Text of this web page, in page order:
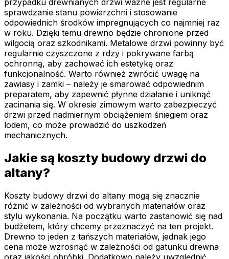
przypadku drewnianych drzwi ważne jest regularne
sprawdzanie stanu powierzchni i stosowanie
odpowiednich środków impregnujących co najmniej raz
w roku. Dzięki temu drewno będzie chronione przed
wilgocią oraz szkodnikami. Metalowe drzwi powinny być
regularnie czyszczone z rdzy i pokrywane farbą
ochronną, aby zachować ich estetykę oraz
funkcjonalność. Warto również zwrócić uwagę na
zawiasy i zamki – należy je smarować odpowiednim
preparatem, aby zapewnić płynne działanie i uniknąć
zacinania się. W okresie zimowym warto zabezpieczyć
drzwi przed nadmiernym obciążeniem śniegiem oraz
lodem, co może prowadzić do uszkodzeń
mechanicznych.
Jakie są koszty budowy drzwi do
altany?
Koszty budowy drzwi do altany mogą się znacznie
różnić w zależności od wybranych materiałów oraz
stylu wykonania. Na początku warto zastanowić się nad
budżetem, który chcemy przeznaczyć na ten projekt.
Drewno to jeden z tańszych materiałów, jednak jego
cena może wzrosnąć w zależności od gatunku drewna